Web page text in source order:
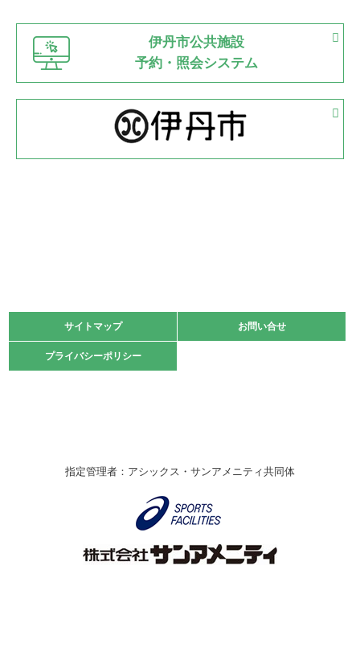
2022.06.12
県知事杯争奪バレーボール大会が開催
緑ケ丘体育館
2022.05.05
体育協会長杯 バドミントン競技の部
2022.05.22
緑ケ丘体育館
2021.10.23
卓球選手権大会ラージボールの部開催☆
伊丹市総合体育大会 バレーボール大会が開催されました
なわとびイベントを開催しました！
伊丹市公共施設
予約・照会システム
サイトマップ お問い合せ
プライバシーポリシー
サイトマップ お問い合せ
プライバシーポリシー
指定管理者：アシックス・サンアメニティ共同体